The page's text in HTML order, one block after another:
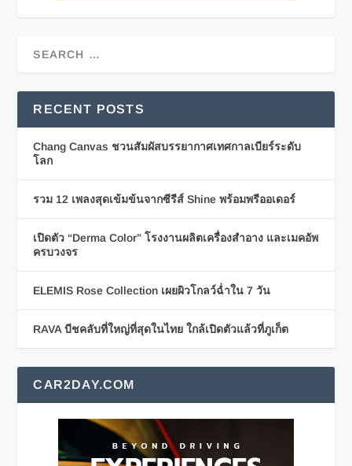
RECENT POSTS
Chang Canvas ชวนสัมผัสบรรยากาศเทศกาลเบียร์ระดับ
โลก
รวม 12 เพลงสุดเข้มข้นจากซีรีส์ Shine พร้อมพรีออเดอร์
เปิดตัว “Derma Color” โรงงานผลิตเครื่องสำอาง และเมคอัพ
ครบวงจร
ELEMIS Rose Collection เผยผิวโกลว์ฉ่ำใน 7 วัน
RAVA บีชคลับที่ใหญ่ที่สุดในไทย ใกล้เปิดตัวแล้วที่ภูเก็ต
CAR2DAY.COM